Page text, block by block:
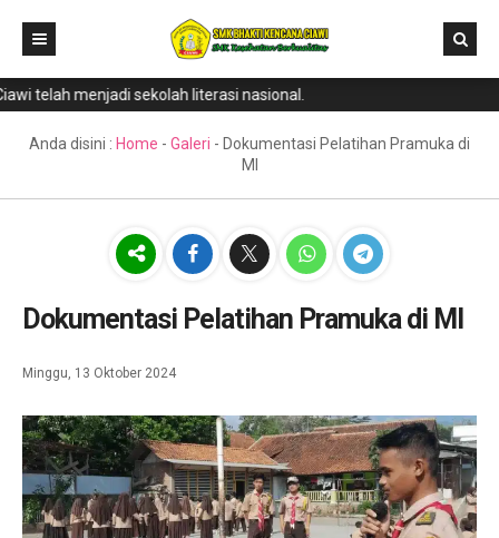
Home
Direktori
Galeri
telah menjadi sekolah literasi nasional.
Anda disini : Home - Galeri - Dokumentasi Pelatihan Pramuka di
MI
Dokumentasi Pelatihan Pramuka di MI
Minggu, 13 Oktober 2024